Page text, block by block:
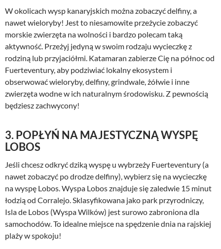
W okolicach wysp kanaryjskich można zobaczyć delfiny, a
nawet wieloryby! Jest to niesamowite przeżycie zobaczyć
morskie zwierzęta na wolności i bardzo polecam taką
aktywność. Przeżyj jedyną w swoim rodzaju wycieczkę z
rodziną lub przyjaciółmi. Katamaran zabierze Cię na północ od
Fuerteventury, aby podziwiać lokalny ekosystem i
obserwować wieloryby, delfiny, grindwale, żółwie i inne
zwierzęta wodne w ich naturalnym środowisku. Z pewnością
będziesz zachwycony!
3. POPŁYŃ NA MAJESTYCZNĄ WYSPĘ
LOBOS
Jeśli chcesz odkryć dziką wyspę u wybrzeży Fuerteventury (a
nawet zobaczyć po drodze delfiny), wybierz się na wycieczkę
na wyspę Lobos. Wyspa Lobos znajduje się zaledwie 15 minut
łodzią od Corralejo. Sklasyfikowana jako park przyrodniczy,
Isla de Lobos (Wyspa Wilków) jest surowo zabroniona dla
samochodów. To idealne miejsce na spędzenie dnia na rajskiej
plaży w spokoju!